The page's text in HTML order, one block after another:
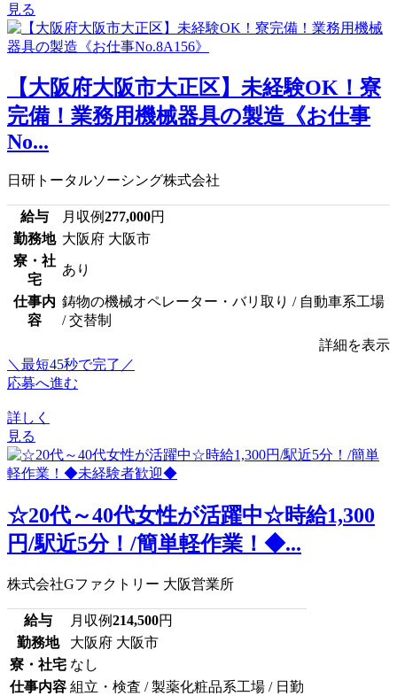
見る
【大阪府大阪市大正区】未経験OK！寮
完備！業務用機械器具の製造《お仕事
No...
日研トータルソーシング株式会社
給与 月収例277,000円
勤務地 大阪府 大阪市
寮・社
宅
あり
仕事内
容
鋳物の機械オペレーター・バリ取り / 自動車系工場
/ 交替制
詳細を表示
＼最短45秒で完了／
応募へ進む
詳しく
見る
☆20代～40代女性が活躍中☆時給1,300
円/駅近5分！/簡単軽作業！◆...
株式会社Gファクトリー 大阪営業所
給与 月収例214,500円
勤務地
大阪府 大阪市
寮・社宅 なし
仕事内容 組立・検査 / 製薬化粧品系工場 / 日勤